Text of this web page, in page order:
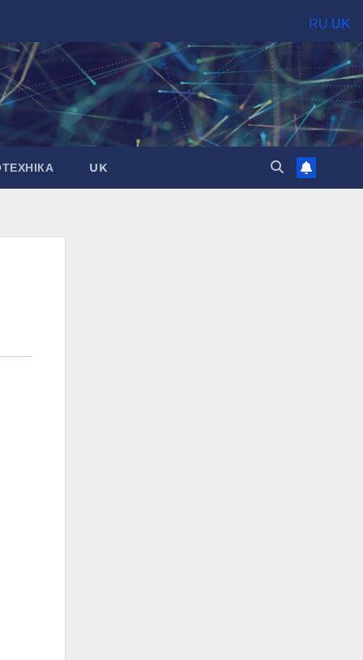
UK
RU UK